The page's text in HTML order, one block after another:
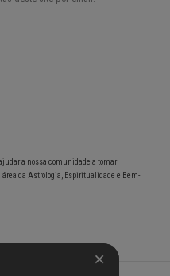
a nossa comunidade a tomar
da Astrologia, Espiritualidade e Bem-